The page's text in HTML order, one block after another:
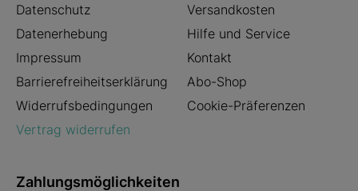
Datenschutz
Versandkosten
Datenerhebung
Hilfe und Service
Impressum
Kontakt
Barrierefreiheitserklärung
Abo-Shop
Widerrufsbedingungen
Cookie-Präferenzen
Vertrag widerrufen
Zahlungsmöglichkeiten